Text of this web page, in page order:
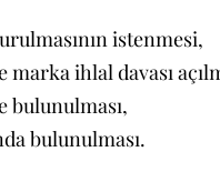
istenmesi,
ihlal davası
bulunulması,
bulunulması.